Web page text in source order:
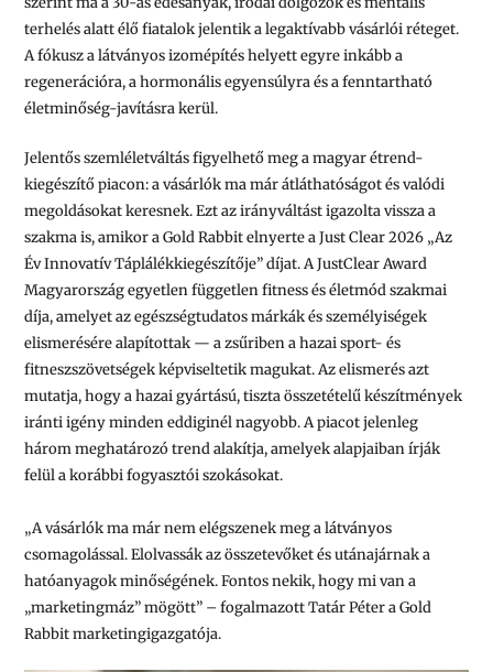
terhelés alatt élő fiatalok jelentik a legaktívabb vásárlói réteget.
A fókusz a látványos izomépítés helyett egyre inkább a
regenerációra, a hormonális egyensúlyra és a fenntartható
életminőség-javításra kerül.
Jelentős szemléletváltás figyelhető meg a magyar étrend-
kiegészítő piacon: a vásárlók ma már átláthatóságot és valódi
megoldásokat keresnek. Ezt az irányváltást igazolta vissza a
szakma is, amikor a Gold Rabbit elnyerte a Just Clear 2026 „Az
Év Innovatív Táplálékkiegészítője” díjat. A JustClear Award
Magyarország egyetlen független fitness és életmód szakmai
díja, amelyet az egészségtudatos márkák és személyiségek
elismerésére alapítottak — a zsűriben a hazai sport- és
fitneszszövetségek képviseltetik magukat. Az elismerés azt
mutatja, hogy a hazai gyártású, tiszta összetételű készítmények
iránti igény minden eddiginél nagyobb. A piacot jelenleg
három meghatározó trend alakítja, amelyek alapjaiban írják
felül a korábbi fogyasztói szokásokat.
„A vásárlók ma már nem elégszenek meg a látványos
csomagolással. Elolvassák az összetevőket és utánajárnak a
hatóanyagok minőségének. Fontos nekik, hogy mi van a
„marketingmáz” mögött” – fogalmazott Tatár Péter a Gold
Rabbit marketingigazgatója.